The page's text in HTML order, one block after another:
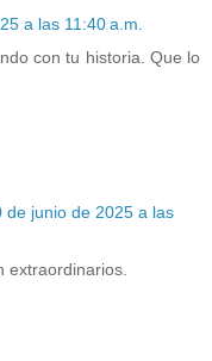
a las 11:40 a.m.
con tu historia. Que lo
de junio de 2025 a las
extraordinarios.